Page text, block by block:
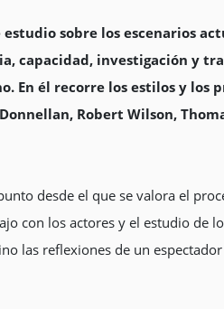
sobre los escenarios
capacidad, investigación y
En él recorre los estilos y los
Robert Wilson,
desde el que se valora el
con los actores y el estudio de
las reflexiones de un